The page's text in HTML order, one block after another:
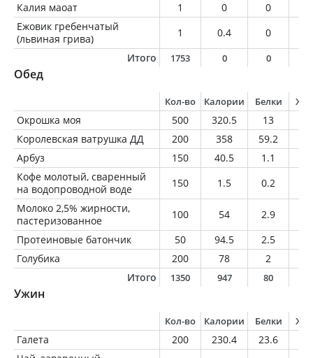
Калия маоат
1 0 0
Ежовик гребенчатый
(львиная грива)
1 0.4 0
Итого
1753 0 0
Обед
Кол-во Калории Белки
Окрошка моя 500 320.5 13
Королевская ватрушка ДД
200 358 59.2
Арбуз
150 40.5 1.1
Кофе молотый, сваренный
на водопроводной воде
150 1.5 0.2
Молоко 2,5% жирности,
пастеризованное
100 54 2.9
Протеиновые батончик
50 94.5 2.5
Голубика
200 78 2
Итого
1350 947 80
Ужин
Кол-во Калории Белки
Галета 200 230.4 23.6